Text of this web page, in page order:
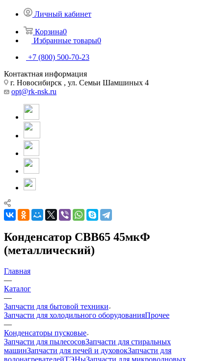
Личный кабинет
Корзина0
Избранные товары0
+7 (800) 500-70-23
Контактная информация
г. Новосибирск , ул. Семьи Шамшиных 4
opt@rk-nsk.ru
Конденсатор CBB65 45мкФ
(металлический)
Главная
—
Каталог
—
Запчасти для бытовой техники
Запчасти для холодильного оборудованияПрочее
—
Конденсаторы пусковые
Запчасти для пылесосовЗапчасти для стиральных
машинЗапчасти для печей и духовокЗапчасти для
водонагревателейТЭНыЗапчасти для микроволновых